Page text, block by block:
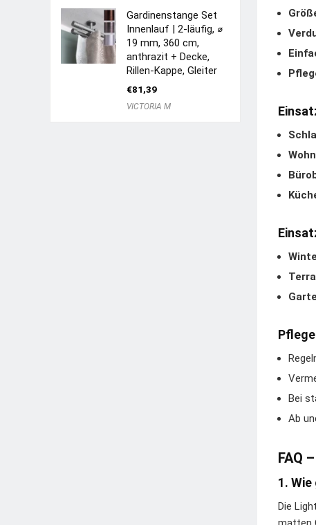
Bei
Ab
FAQ
1.
Die
Gardinenstange Set
Innenlauf | 2-läufig, ⌀
19 mm, 360 cm,
anthrazit + Decke,
Rillen-Kappe, Gleiter
€81,39
VICTORIA M